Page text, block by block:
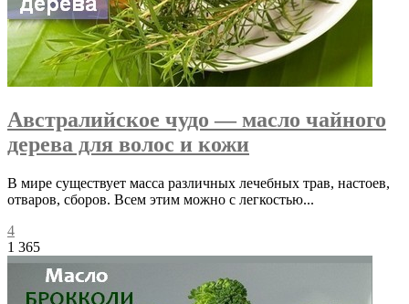
Австралийское чудо — масло чайного
дерева для волос и кожи
В мире существует масса различных лечебных трав, настоев,
отваров, сборов. Всем этим можно с легкостью...
4
1 365